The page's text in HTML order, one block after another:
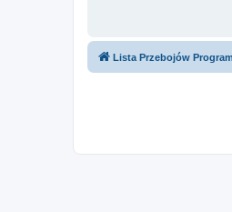
Lista Przebojów